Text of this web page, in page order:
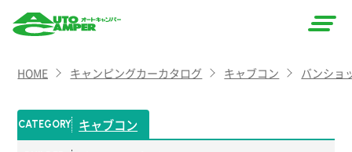
CAMPER
（オート
HOME キャンピングカーカタログ キャブコン バンショ
CATEGORY キャブコン